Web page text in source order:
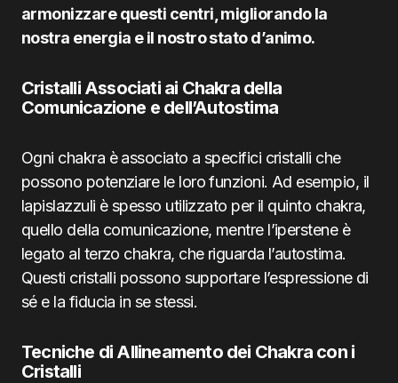
armonizzare questi centri, migliorando la
nostra energia e il nostro stato d’animo.
Cristalli Associati ai Chakra della
Comunicazione e dell’Autostima
Ogni chakra è associato a specifici cristalli che
possono potenziare le loro funzioni. Ad esempio, il
lapislazzuli è spesso utilizzato per il quinto chakra,
quello della comunicazione, mentre l’iperstene è
legato al terzo chakra, che riguarda l’autostima.
Questi cristalli possono supportare l’espressione di
sé e la fiducia in se stessi.
Tecniche di Allineamento dei Chakra con i
Cristalli